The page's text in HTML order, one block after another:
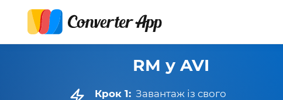
RM у AVI
Крок 1: Завантаж із свого